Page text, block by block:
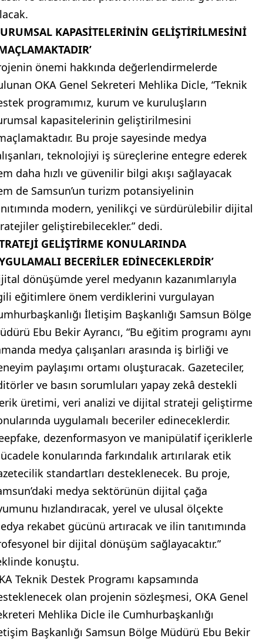
KAPASİTELERİNİN GELİŞTİRİLMESİNİ
önemi hakkında değerlendirmelerde
OKA Genel Sekreteri Mehlika Dicle, “Teknik
programımız, kurum ve kuruluşların
kapasitelerinin geliştirilmesini
Bu proje sayesinde medya
teknolojiyi iş süreçlerine entegre ederek
daha hızlı ve güvenilir bilgi akışı sağlayacak
de Samsun’un turizm potansiyelinin
modern, yenilikçi ve sürdürülebilir dijital
geliştirebilecekler.” dedi.
GELİŞTİRME KONULARINDA
BECERİLER EDİNECEKLERDİR’
dönüşümde yerel medyanın kazanımlarıyla
eğitimlere önem verdiklerini vurgulayan
İletişim Başkanlığı Samsun Bölge
Ebu Bekir Ayrancı, “Bu eğitim programı aynı
medya çalışanları arasında iş birliği ve
paylaşımı ortamı oluşturacak. Gazeteciler,
ve basın sorumluları yapay zekâ destekli
üretimi, veri analizi ve dijital strateji geliştirme
uygulamalı beceriler edineceklerdir.
dezenformasyon ve manipülatif içeriklerle
konularında farkındalık artırılarak etik
standartları desteklenecek. Bu proje,
medya sektörünün dijital çağa
hızlandıracak, yerel ve ulusal ölçekte
rekabet gücünü artıracak ve ilin tanıtımında
bir dijital dönüşüm sağlayacaktır.”
konuştu.
Teknik Destek Programı kapsamında
olan projenin sözleşmesi, OKA Genel
Mehlika Dicle ile Cumhurbaşkanlığı
Başkanlığı Samsun Bölge Müdürü Ebu Bekir